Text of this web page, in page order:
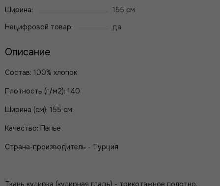
Ширина:
155 см
Нецифровой товар:
да
Описание
Состав: 100% хлопок
Плотность (г/м2): 140
Ширина (см): 155 см
Качество: Пенье
Страна-производитель - Турция
Ткань кулирка (кулирная гладь) - трикотажное полотно,